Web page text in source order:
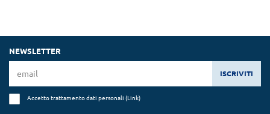
NEWSLETTER
ISCRIVITI
Accetto trattamento dati personali (Link)